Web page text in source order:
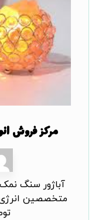
مرکز فروش
آباژور سنگ
متخصصین انرژی